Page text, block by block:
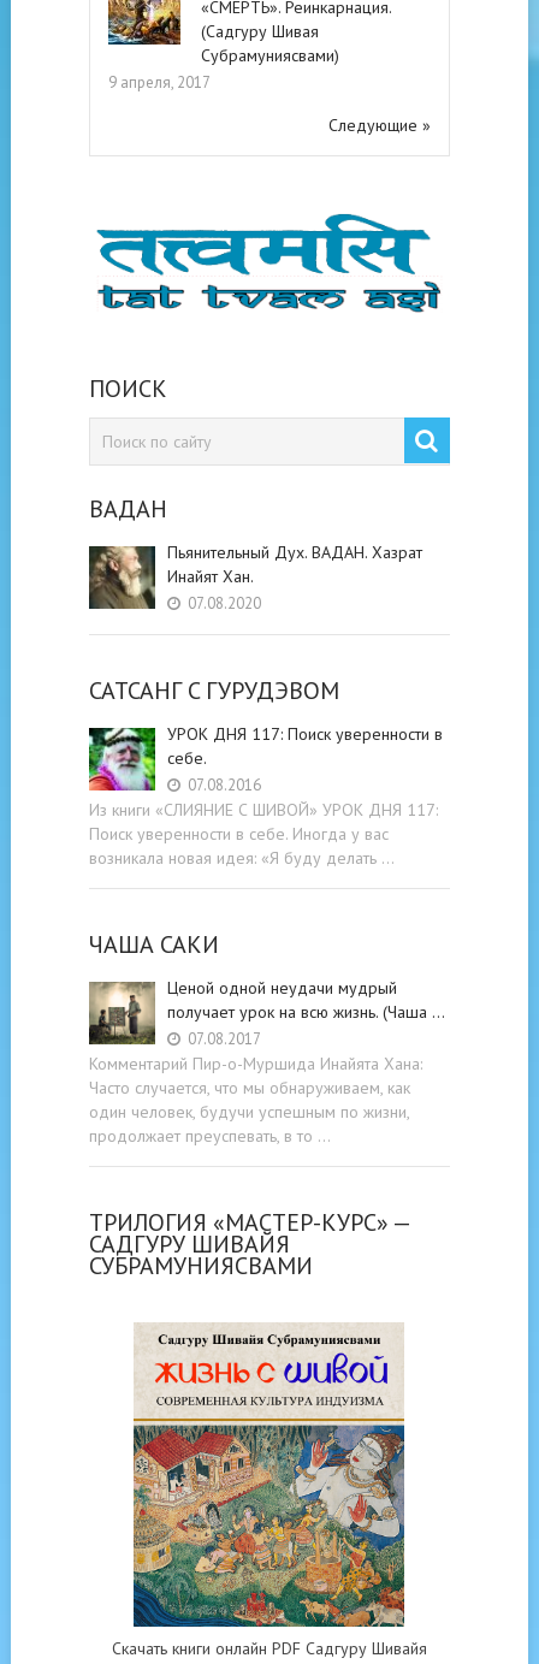
«СМЕРТЬ». Реинкарнация.
(Садгуру Шивая
Субрамуниясвами)
9 апреля, 2017
Следующие »
ПОИСК
ВАДАН
Пьянительный Дух. ВАДАН. Хазрат
Инайят Хан.
07.08.2020
САТСАНГ C ГУРУДЭВОМ
УРОК ДНЯ 117: Поиск уверенности в
себе.
07.08.2016
Из книги «СЛИЯНИЕ С ШИВОЙ» УРОК ДНЯ 117:
Поиск уверенности в себе. Иногда у вас
возникала новая идея: «Я буду делать …
ЧАША САКИ
Ценой одной неудачи мудрый
получает урок на всю жизнь. (Чаша …
07.08.2017
Комментарий Пир-о-Муршида Инайята Хана:
Часто случается, что мы обнаруживаем, как
один человек, будучи успешным по жизни,
продолжает преуспевать, в то …
ТРИЛОГИЯ «МАСТЕР-КУРС» —
САДГУРУ ШИВАЙЯ
СУБРАМУНИЯСВАМИ
Скачать книги онлайн PDF Садгуру Шивайя